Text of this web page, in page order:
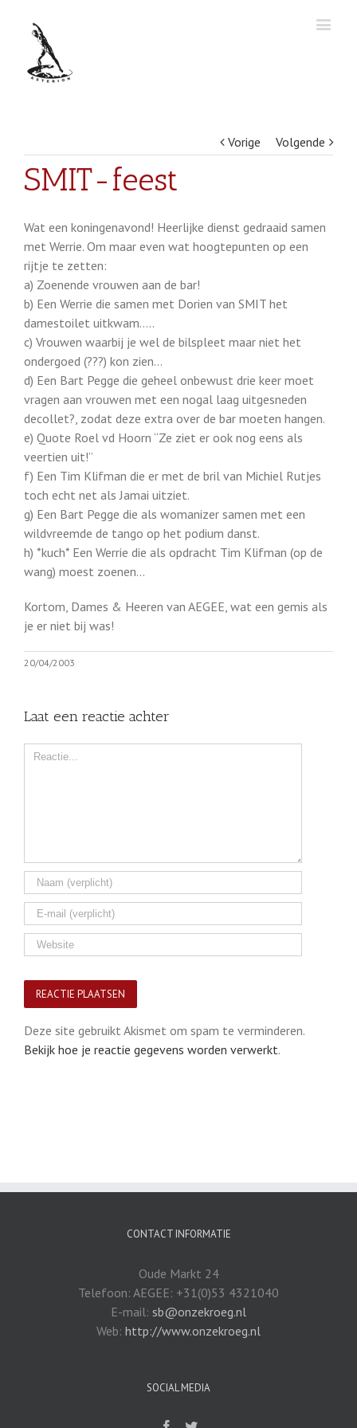
Vorige Volgende
SMIT-feest
Wat een koningenavond! Heerlijke dienst gedraaid samen
met Werrie. Om maar even wat hoogtepunten op een
rijtje te zetten:
a) Zoenende vrouwen aan de bar!
b) Een Werrie die samen met Dorien van SMIT het
damestoilet uitkwam…..
c) Vrouwen waarbij je wel de bilspleet maar niet het
ondergoed (???) kon zien…
d) Een Bart Pegge die geheel onbewust drie keer moet
vragen aan vrouwen met een nogal laag uitgesneden
decollet?, zodat deze extra over de bar moeten hangen.
e) Quote Roel vd Hoorn “Ze ziet er ook nog eens als
veertien uit!”
f) Een Tim Klifman die er met de bril van Michiel Rutjes
toch echt net als Jamai uitziet.
g) Een Bart Pegge die als womanizer samen met een
wildvreemde de tango op het podium danst.
h) *kuch* Een Werrie die als opdracht Tim Klifman (op de
wang) moest zoenen…
Kortom, Dames & Heeren van AEGEE, wat een gemis als
je er niet bij was!
20/04/2003
Laat een reactie achter
Comment
Deze site gebruikt Akismet om spam te verminderen.
Bekijk hoe je reactie gegevens worden verwerkt.
CONTACT INFORMATIE
Oude Markt 24
Telefoon: AEGEE: +31(0)53 4321040
E-mail: sb@onzekroeg.nl
Web: http://www.onzekroeg.nl
SOCIAL MEDIA